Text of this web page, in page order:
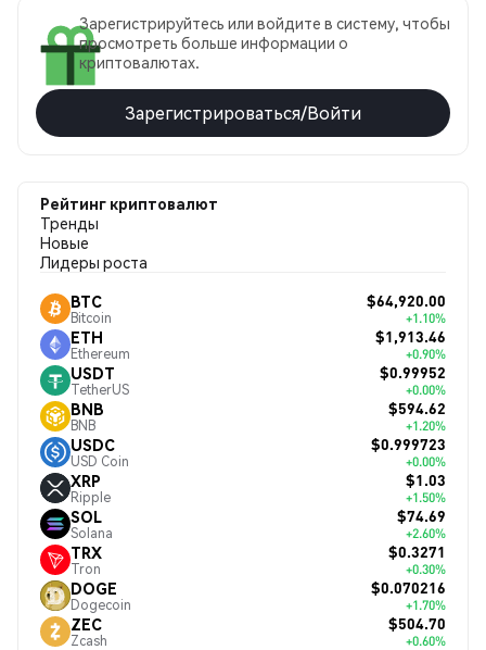
Зарегистрируйтесь или войдите в систему, чтобы
просмотреть больше информации о
криптовалютах.
Зарегистрироваться/Войти
Рейтинг криптовалют
Тренды
Новые
Лидеры роста
BTC
Bitcoin
$64,920.00
+1.10%
ETH
Ethereum
$1,913.46
+0.90%
USDT
TetherUS
$0.99952
+0.00%
BNB
BNB
$594.62
+1.20%
USDC
USD Coin
$0.999723
+0.00%
XRP
Ripple
$1.03
+1.50%
SOL
Solana
$74.69
+2.60%
TRX
Tron
$0.3271
+0.30%
DOGE
Dogecoin
$0.070216
+1.70%
ZEC
Zcash
$504.70
+0.60%